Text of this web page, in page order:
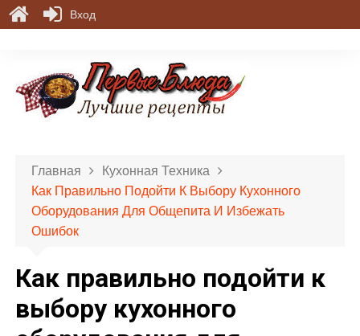
Главная
Кухонная Техника
Как Правильно Подойти К Выбору Кухонного
Оборудования Для Общепита И Избежать
Ошибок
Как правильно подойти к
выбору кухонного
Вход